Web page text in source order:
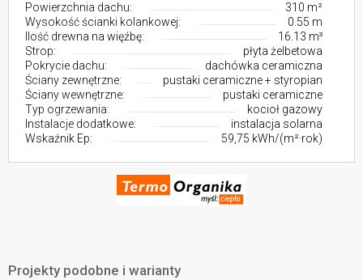
Powierzchnia dachu:
310 m²
Wysokość ścianki kolankowej:
0.55 m
Ilość drewna na więźbę:
16.13 m³
Strop:
płyta żelbetowa
Pokrycie dachu:
dachówka ceramiczna
Ściany zewnętrzne:
pustaki ceramiczne + styropian
Ściany wewnętrzne:
pustaki ceramiczne
Typ ogrzewania:
kocioł gazowy
Instalacje dodatkowe:
instalacja solarna
Wskaźnik Ep:
59,75 kWh/(m²·rok)
Projekty podobne i warianty